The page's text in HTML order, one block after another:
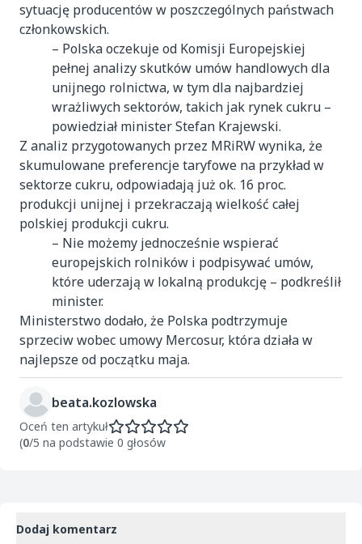
sytuację producentów w poszczególnych państwach
członkowskich.
– Polska oczekuje od Komisji Europejskiej
pełnej analizy skutków umów handlowych dla
unijnego rolnictwa, w tym dla najbardziej
wrażliwych sektorów, takich jak rynek cukru –
powiedział minister Stefan Krajewski.
Z analiz przygotowanych przez MRiRW wynika, że
skumulowane preferencje taryfowe na przykład w
sektorze cukru, odpowiadają już ok. 16 proc.
produkcji unijnej i przekraczają wielkość całej
polskiej produkcji cukru.
– Nie możemy jednocześnie wspierać
europejskich rolników i podpisywać umów,
które uderzają w lokalną produkcję – podkreślił
minister.
Ministerstwo dodało, że Polska podtrzymuje
sprzeciw wobec umowy Mercosur, która działa w
najlepsze od początku maja.
beata.kozlowska
Oceń ten artykuł
(0/5 na podstawie 0 głosów
Dodaj komentarz